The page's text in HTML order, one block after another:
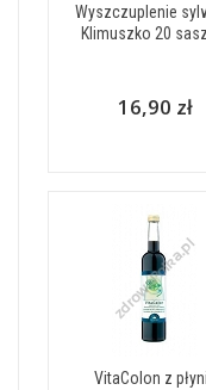
Wyszczuplenie
Klimuszko 20
16,90 zł
VitaColon z